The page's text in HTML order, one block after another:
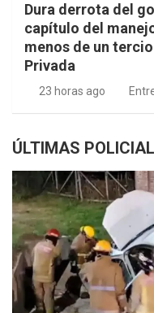
Dura derrota del
capítulo del
menos de un
Privada
23 horas ago
ÚLTIMAS